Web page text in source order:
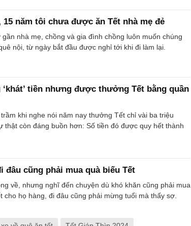
15 năm tôi chưa được ăn Tết nhà mẹ đẻ
nhà mẹ, chồng và gia đình chồng luôn muốn chúng
nội, từ ngày bắt đầu được nghỉ tới khi đi làm lại.
‘khát’ tiền nhưng được thưởng Tết bằng quần
khi nghe nói năm nay thưởng Tết chỉ vài ba triệu
thật còn đáng buồn hơn: Số tiền đó được quy hết thành
đâu cũng phải mua quà biếu Tết
về, nhưng nghĩ đến chuyện dù khó khăn cũng phải mua
cho họ hàng, đi đâu cũng phải mừng tuổi mà thấy sợ.